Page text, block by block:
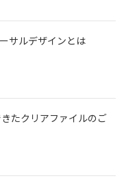
サルデザインとは
たクリアファイルのご